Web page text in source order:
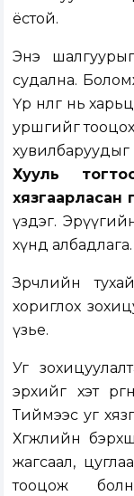
ёстой.
Энэ
судална.
Үр нөлөөг нь
уршгийг тооцох
хувилбаруудыг
Хууль
хязгаарласан
үздэг.
хүнд албадлага.
Зөрчлийн
хориглох
үзье.
Уг
эрхийг хэт
Тиймээс уг
Хөгжлийн
жагсаал,
тооцож